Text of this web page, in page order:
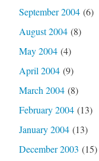
September 2004(6)
August 2004(8)
May 2004(4)
April 2004(9)
March 2004(8)
February 2004(13)
January 2004(13)
December 2003 (15)